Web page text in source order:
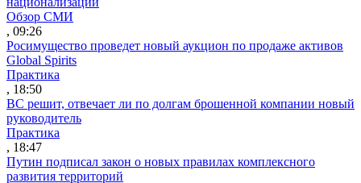
Обзор СМИ
, 09:26
Росимущество проведет новый аукцион по продаже активов
Global Spirits
Практика
, 18:50
ВС решит, отвечает ли по долгам брошенной компании новый
руководитель
Практика
, 18:47
Путин подписал закон о новых правилах комплексного
развития территорий